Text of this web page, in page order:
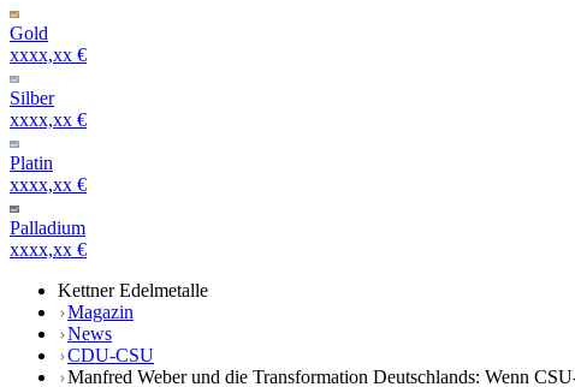
Gold
xxxx,xx €
Silber
xxxx,xx €
Platin
xxxx,xx €
Palladium
xxxx,xx €
Kettner Edelmetalle
Magazin
News
CDU-CSU
Manfred Weber und die Transformation Deutschlands: Wenn